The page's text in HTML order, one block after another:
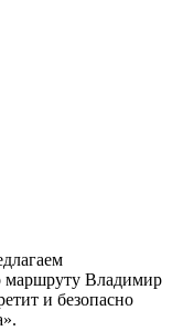
маршруту Владимир
и безопасно